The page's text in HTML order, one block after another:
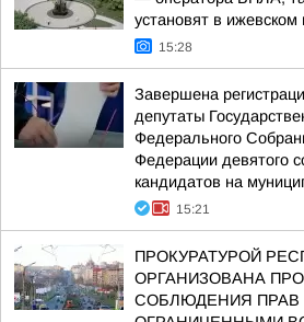
установят в ижевском
15:28
Завершена
депутаты
Федерального
Федерации девятого
кандидатов на
15:21
ПРОКУРАТУРОЙ
ОРГАНИЗОВАНА
СОБЛЮДЕНИЯ ПРАВ